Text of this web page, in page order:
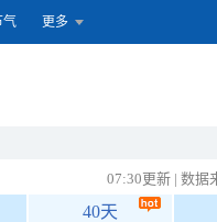
气 更多
07:30更新 | 数据
40天